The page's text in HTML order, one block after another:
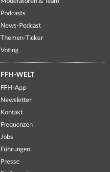
Podcasts
News-Podcast
Themen-Ticker
Voting
FFH-WELT
FFH-App
Newsletter
Kontakt
Frequenzen
Jobs
Führungen
Presse